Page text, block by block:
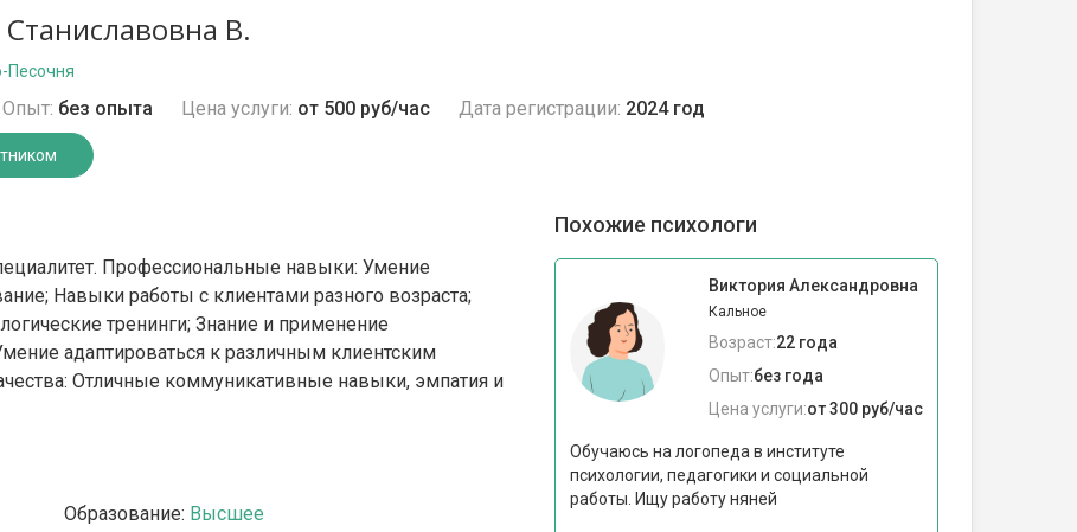
В.
Песочня
Опыт: без опыта Цена услуги: от 500 руб/час Дата регистрации: 2024 год
Профессиональные навыки: Умение
Навыки работы с клиентами разного возраста;
тренинги; Знание и применение
адаптироваться к различным клиентским
Отличные коммуникативные навыки, эмпатия и
Образование: Высшее
Похожие психологи
Виктория Александровна
Кальное
Возраст:22 года
Опыт:без года
Цена услуги:от 300 руб/час
Обучаюсь на логопеда в институте
психологии, педагогики и социальной
работы. Ищу работу няней